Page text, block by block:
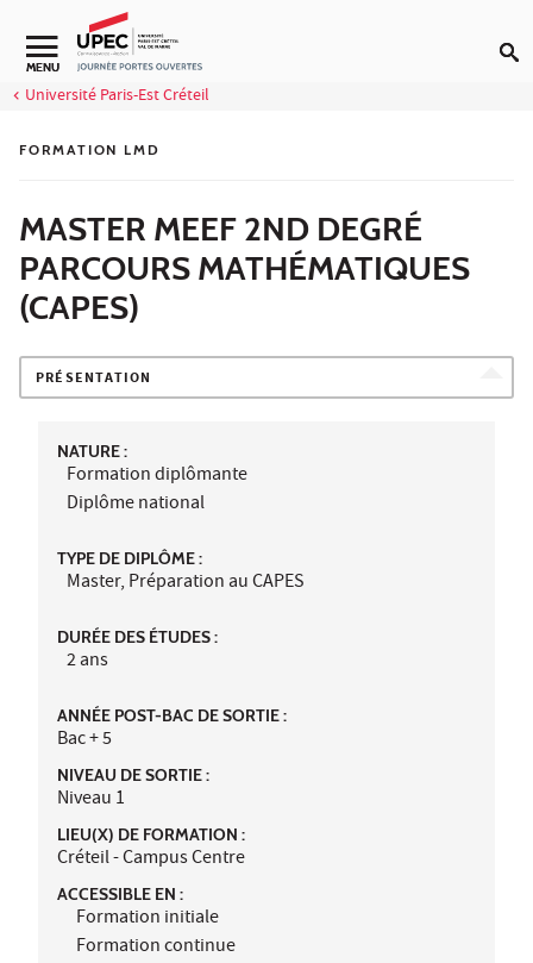
Aller au contenu
MENU
Université Paris-Est Créteil
FORMATION LMD
MASTER MEEF 2ND DEGRÉ
PARCOURS MATHÉMATIQUES
(CAPES)
PRÉSENTATION
NATURE :
Formation diplômante
Diplôme national
TYPE DE DIPLÔME :
Master, Préparation au CAPES
DURÉE DES ÉTUDES :
2 ans
ANNÉE POST-BAC DE SORTIE :
Bac + 5
NIVEAU DE SORTIE :
Niveau 1
LIEU(X) DE FORMATION :
Créteil - Campus Centre
ACCESSIBLE EN :
Formation initiale
Formation continue